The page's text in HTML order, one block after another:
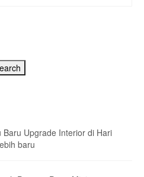
Baru Upgrade Interior di Hari
baru